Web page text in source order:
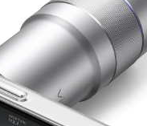
X300 Pro